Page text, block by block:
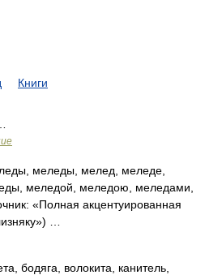
Книги
меледы, мелед, меледе,
меледой, меледою, меледами,
«Полная акцентуированная
…
бодяга, волокита, канитель,